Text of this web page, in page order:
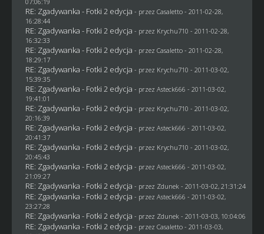
RE: Zgadywanka - Fotki 2 edycja - przez Casaletto- 2011-02-28,
16:28:44
RE: Zgadywanka - Fotki 2 edycja - przez Krychu710 - 2011-02-28,
16:32:33
RE: Zgadywanka - Fotki 2 edycja - przez Casaletto- 2011-02-28,
18:29:17
RE: Zgadywanka - Fotki 2 edycja - przez Krychu710 - 2011-03-02,
15:39:35
RE: Zgadywanka - Fotki 2 edycja - przez Asteck666 - 2011-03-02,
19:41:01
RE: Zgadywanka - Fotki 2 edycja - przez Krychu710 - 2011-03-02,
20:16:39
RE: Zgadywanka - Fotki 2 edycja - przez Asteck666 - 2011-03-02,
20:41:37
RE: Zgadywanka - Fotki 2 edycja - przez Krychu710 - 2011-03-02,
20:45:43
RE: Zgadywanka - Fotki 2 edycja - przez Asteck666 - 2011-03-02,
21:09:27
RE: Zgadywanka - Fotki 2 edycja - przez Zdunek - 2011-03-02, 21:31:24
RE: Zgadywanka - Fotki 2 edycja - przez Asteck666 - 2011-03-02,
23:27:28
RE: Zgadywanka - Fotki 2 edycja - przez Zdunek - 2011-03-03, 10:04:06
RE: Zgadywanka - Fotki 2 edycja - przez Casaletto- 2011-03-03,